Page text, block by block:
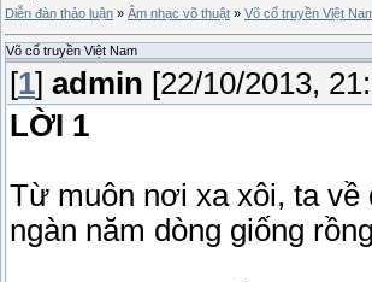
Diễn đàn thảo luận » Âm nhạc võ thuật » Võ cổ truyền Việt
Võ cổ truyền Việt Nam
[1] admin [22/10/2013,
LỜI 1
Từ muôn nơi xa xôi, ta về
ngàn năm dòng giống